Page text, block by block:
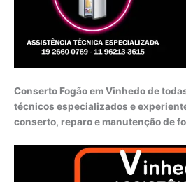
Conserto Fogão em Vinhedo de
técnicos especializados e
conserto, reparo e manutenção de